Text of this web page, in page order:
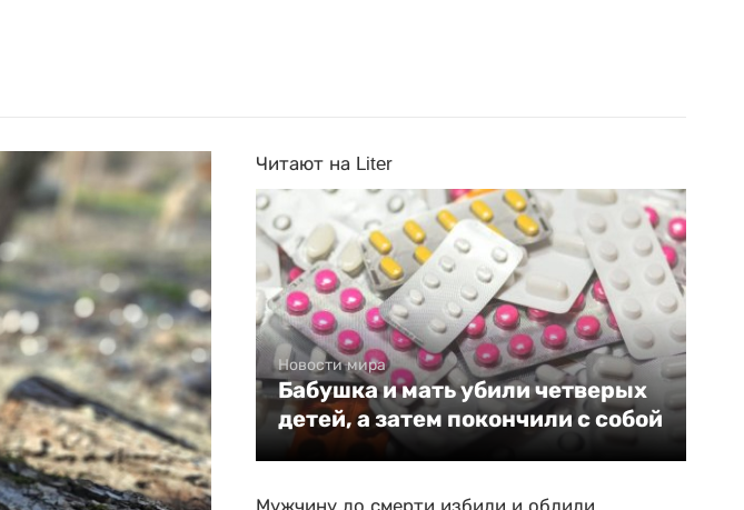
Читают на Liter
Новости мира
Бабушка и мать убили четверых
детей, а затем покончили с собой